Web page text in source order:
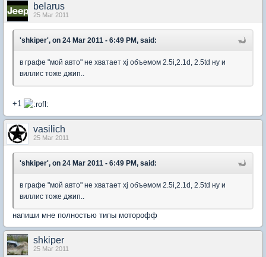
belarus
25 Mar 2011
'shkiper', on 24 Mar 2011 - 6:49 PM, said:
в графе "мой авто" не хватает xj объемом 2.5i,2.1d, 2.5td ну и
виллис тоже джип..
+1
vasilich
25 Mar 2011
'shkiper', on 24 Mar 2011 - 6:49 PM, said:
в графе "мой авто" не хватает xj объемом 2.5i,2.1d, 2.5td ну и
виллис тоже джип..
напиши мне полностью типы моторофф
shkiper
25 Mar 2011